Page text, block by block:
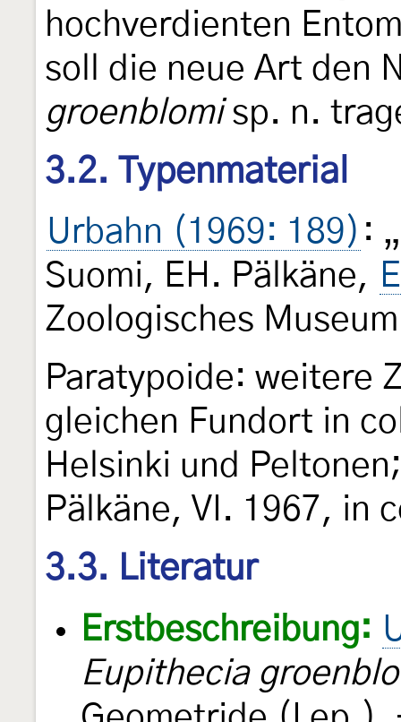
hochverdienten
soll die neue Art den
groenblomisp. n.
3.2. Typenmaterial
Urbahn (1969: 189) :
Suomi, EH. Pälkäne,
Zoologisches
Paratypoide: weitere
gleichen Fundort in
Helsinki und
Pälkäne, VI. 1967, in
3.3. Literatur
Erstbeschreibung:
Eupithecia